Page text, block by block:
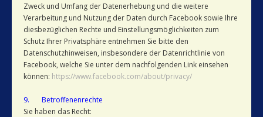
Zweck und Umfang der Datenerhebung und die weitere
Verarbeitung und Nutzung der Daten durch Facebook sowie Ihre
diesbezüglichen Rechte und Einstellungsmöglichkeiten zum
Schutz Ihrer Privatsphäre entnehmen Sie bitte den
Datenschutzhinweisen, insbesondere der Datenrichtlinie von
Facebook, welche Sie unter dem nachfolgenden Link einsehen
können: https://www.facebook.com/about/privacy/
9. Betroffenenrechte
Sie haben das Recht: